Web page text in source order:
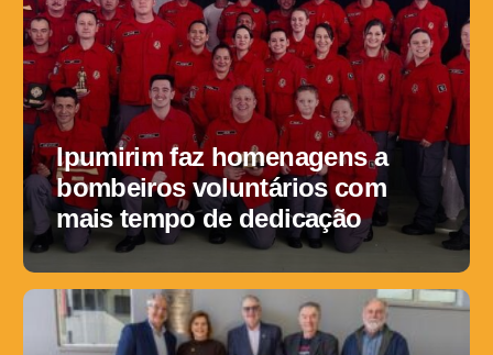
Ipumirim faz homenagens a
bombeiros voluntários com
mais tempo de dedicação